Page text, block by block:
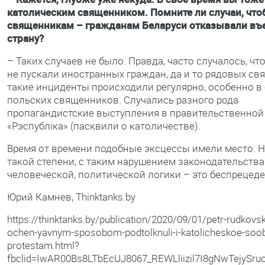
католическим священником. Помните ли случаи,
священникам – гражданам Беларуси отказывали
страну?
– Таких случаев не было. Правда, часто случалось,
не пускали иностранных граждан, да и то рядовых
такие инциденты происходили регулярно, особенно
польских священников. Случались разного рода
пропагандистские выступления в правительственной
«Рэспубліка» (пасквили о католичестве).
Время от времени подобные эксцессы имели место.
такой степени, с таким нарушением
человеческой, политической логики – это
Юрий Камнев, Thinktanks.by
https://thinktanks.by/publication/2020/09/01/petr-
ochen-yavnym-sposobom-podtolknuli-i-katolicheskoe-
protestam.html?